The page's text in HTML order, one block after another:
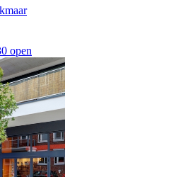
open